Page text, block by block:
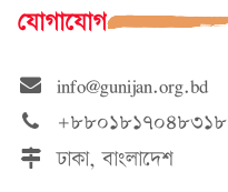
যোগাযোগ
info@gunijan.org.bd
+৮৮০১৮১৭০৪৮৩১৮
ঢাকা, বাংলাদেশ